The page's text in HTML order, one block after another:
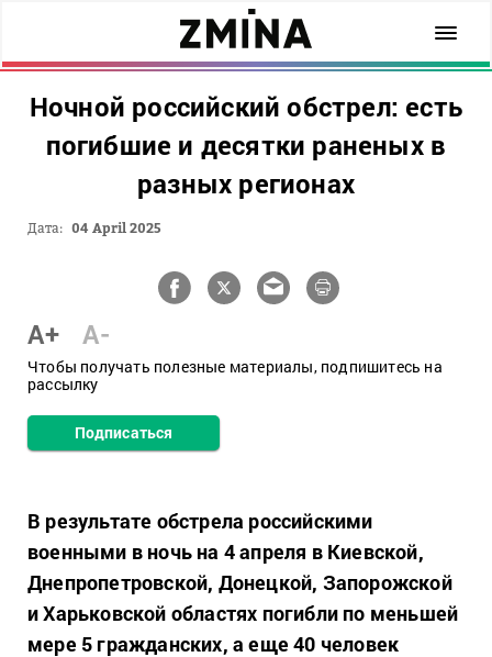
Ночной российский обстрел: есть
погибшие и десятки раненых в
разных регионах
Дата: 04 April 2025
A+ A-
Чтобы получать полезные материалы, подпишитесь на
рассылку
Подписаться
В результате обстрела российскими
военными в ночь на 4 апреля в Киевской,
Днепропетровской, Донецкой, Запорожской
и Харьковской областях погибли по меньшей
мере 5 гражданских, а еще 40 человек